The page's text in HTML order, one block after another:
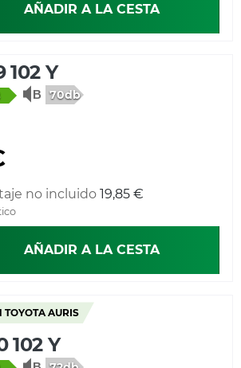
AÑADIR A LA CESTA
102 Y
70db
no incluido 19,85 €
AÑADIR A LA CESTA
TOYOTA AURIS
102 Y